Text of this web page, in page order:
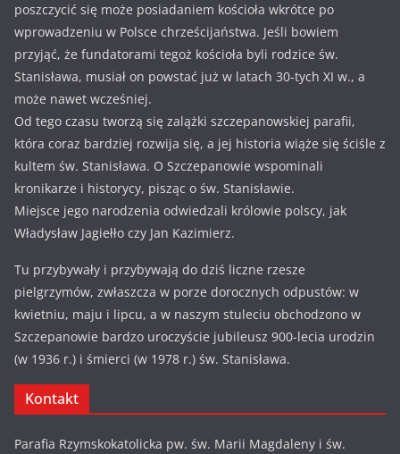
poszczycić się może posiadaniem kościoła wkrótce po
wprowadzeniu w Polsce chrześcijaństwa. Jeśli bowiem
przyjąć, że fundatorami tegoż kościoła byli rodzice św.
Stanisława, musiał on powstać już w latach 30-tych XI w., a
może nawet wcześniej.
Od tego czasu tworzą się zalążki szczepanowskiej parafii,
która coraz bardziej rozwija się, a jej historia wiąże się ściśle z
kultem św. Stanisława. O Szczepanowie wspominali
kronikarze i historycy, pisząc o św. Stanisławie.
Miejsce jego narodzenia odwiedzali królowie polscy, jak
Władysław Jagiełło czy Jan Kazimierz.
Tu przybywały i przybywają do dziś liczne rzesze
pielgrzymów, zwłaszcza w porze dorocznych odpustów: w
kwietniu, maju i lipcu, a w naszym stuleciu obchodzono w
Szczepanowie bardzo uroczyście jubileusz 900-lecia urodzin
(w 1936 r.) i śmierci (w 1978 r.) św. Stanisława.
Kontakt
Parafia Rzymskokatolicka pw. św. Marii Magdaleny i św.